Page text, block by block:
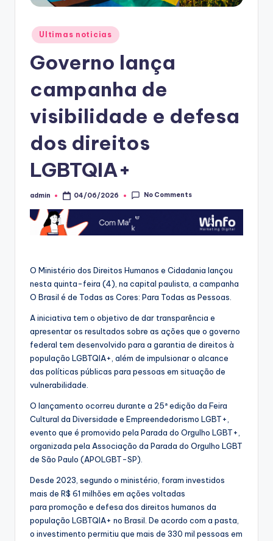
Posted
in
Ultimas noticias
Governo lança
campanha de
visibilidade e defesa
dos direitos
LGBTQIA+
Posted
admin 04/06/2026 No Comments
O Ministério dos Direitos Humanos e Cidadania lançou
nesta quinta-feira (4), na capital paulista, a campanha
O Brasil é de Todas as Cores: Para Todas as Pessoas.
A iniciativa tem o objetivo de dar transparência e
apresentar os resultados sobre as ações que o governo
federal tem desenvolvido para a garantia de direitos à
população LGBTQIA+, além de impulsionar o alcance
das políticas públicas para pessoas em situação de
vulnerabilidade.
O lançamento ocorreu durante a 25ª edição da Feira
Cultural da Diversidade e Empreendedorismo LGBT+,
evento que é promovido pela Parada do Orgulho LGBT+,
organizada pela Associação da Parada do Orgulho LGBT
de São Paulo (APOLGBT-SP).
Desde 2023, segundo o ministério, foram investidos
mais de R$ 61 milhões em ações voltadas
para promoção e defesa dos direitos humanos da
população LGBTQIA+ no Brasil. De acordo com a pasta,
o investimento permitiu que mais de 330 mil pessoas em